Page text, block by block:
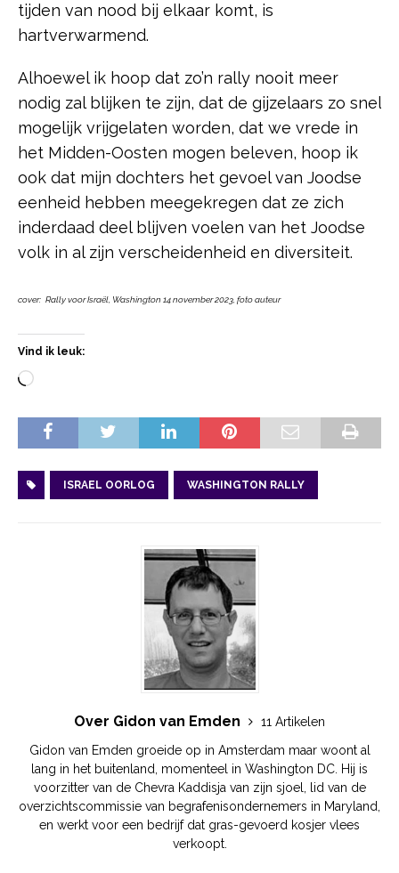
tijden van nood bij elkaar komt, is
hartverwarmend.
Alhoewel ik hoop dat zo’n rally nooit meer
nodig zal blijken te zijn, dat de gijzelaars zo snel
mogelijk vrijgelaten worden, dat we vrede in
het Midden-Oosten mogen beleven, hoop ik
ook dat mijn dochters het gevoel van Joodse
eenheid hebben meegekregen dat ze zich
inderdaad deel blijven voelen van het Joodse
volk in al zijn verscheidenheid en diversiteit.
cover: Rally voor Israël, Washington 14 november 2023, foto auteur
Vind ik leuk:
ISRAEL OORLOG WASHINGTON RALLY
Over Gidon van Emden
11 Artikelen
Gidon van Emden groeide op in Amsterdam maar woont al
lang in het buitenland, momenteel in Washington DC. Hij is
voorzitter van de Chevra Kaddisja van zijn sjoel, lid van de
overzichtscommissie van begrafenisondernemers in Maryland,
en werkt voor een bedrijf dat gras-gevoerd kosjer vlees
verkoopt.